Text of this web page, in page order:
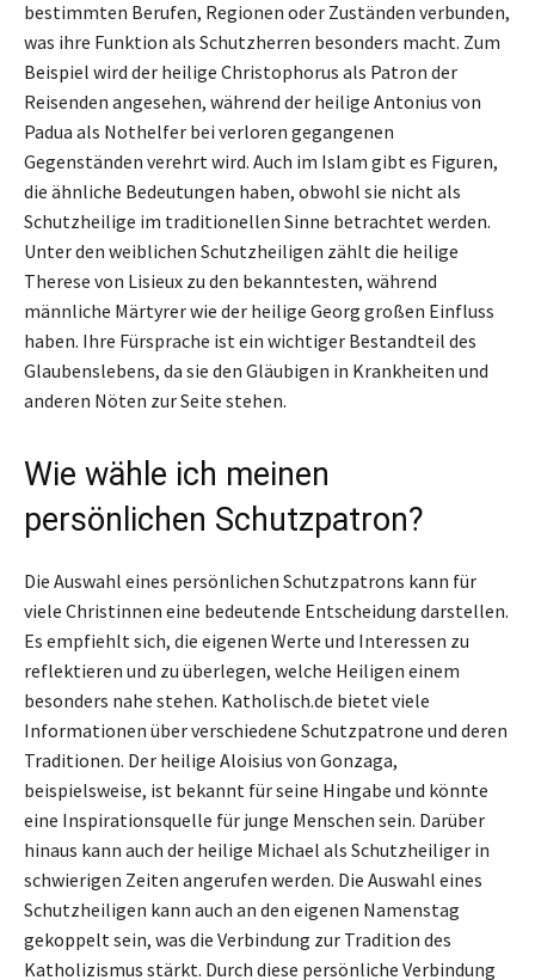
bestimmten Berufen, Regionen oder Zuständen verbunden,
was ihre Funktion als Schutzherren besonders macht. Zum
Beispiel wird der heilige Christophorus als Patron der
Reisenden angesehen, während der heilige Antonius von
Padua als Nothelfer bei verloren gegangenen
Gegenständen verehrt wird. Auch im Islam gibt es Figuren,
die ähnliche Bedeutungen haben, obwohl sie nicht als
Schutzheilige im traditionellen Sinne betrachtet werden.
Unter den weiblichen Schutzheiligen zählt die heilige
Therese von Lisieux zu den bekanntesten, während
männliche Märtyrer wie der heilige Georg großen Einfluss
haben. Ihre Fürsprache ist ein wichtiger Bestandteil des
Glaubenslebens, da sie den Gläubigen in Krankheiten und
anderen Nöten zur Seite stehen.
Wie wähle ich meinen
persönlichen Schutzpatron?
Die Auswahl eines persönlichen Schutzpatrons kann für
viele Christinnen eine bedeutende Entscheidung darstellen.
Es empfiehlt sich, die eigenen Werte und Interessen zu
reflektieren und zu überlegen, welche Heiligen einem
besonders nahe stehen. Katholisch.de bietet viele
Informationen über verschiedene Schutzpatrone und deren
Traditionen. Der heilige Aloisius von Gonzaga,
beispielsweise, ist bekannt für seine Hingabe und könnte
eine Inspirationsquelle für junge Menschen sein. Darüber
hinaus kann auch der heilige Michael als Schutzheiliger in
schwierigen Zeiten angerufen werden. Die Auswahl eines
Schutzheiligen kann auch an den eigenen Namenstag
gekoppelt sein, was die Verbindung zur Tradition des
Katholizismus stärkt. Durch diese persönliche Verbindung